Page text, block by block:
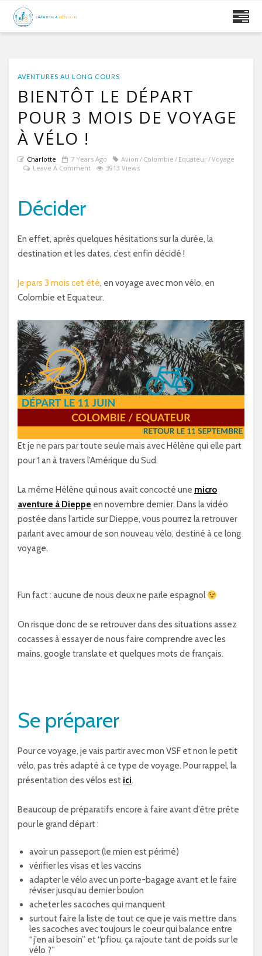
AVENTURES AU LONG COURS
BIENTÔT LE DÉPART
POUR 3 MOIS DE VOYAGE
À VÉLO !
Charlotte 7 Years Ago Avion Colombie Equateur Voyage
Leave A Comment
3913 Views
Décider
En effet, après quelques hésitations sur la durée, la
destination et les dates, c’est enfin décidé !
Je pars 3 mois cet été, en voyage avec mon vélo, en
Colombie et Equateur.
Et je ne pars par toute seule mais avec Hélène qui elle part
pour 1 an à travers l’Amérique du Sud.
La même Hélène qui nous avait concocté une micro
aventure à Dieppe en novembre dernier. Dans la vidéo
postée dans l’article sur Dieppe, vous pourrez la retrouver
parlant avec amour de son nouveau vélo, destiné à ce long
voyage.
Fun fact : aucune de nous deux ne parle espagnol
On risque donc de se retrouver dans des situations assez
cocasses à essayer de nous faire comprendre avec les
mains, google translate et quelques mots de français.
Se préparer
Pour ce voyage, je vais partir avec mon VSF et non le petit
vélo, pas très adapté à ce type de voyage. Pour rappel, la
présentation des vélos est ici.
Beaucoup de préparatifs encore à faire avant d’être prête
pour le grand départ :
avoir un passeport (le mien est périmé)
vérifier les visas et les vaccins
adapter le vélo avec un porte-bagage avant et le faire
réviser jusqu’au dernier boulon
acheter les sacoches qui manquent
surtout faire la liste de tout ce que je vais mettre dans
les sacoches avec toujours le coeur qui balance entre
“j’en ai besoin” et “pfiou, ça rajoute tant de poids sur le
vélo ?”